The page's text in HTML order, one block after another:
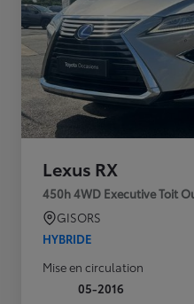
Lexus RX
450h 4WD Executive Toit
GISORS
HYBRIDE
Mise en circulation
05-2016